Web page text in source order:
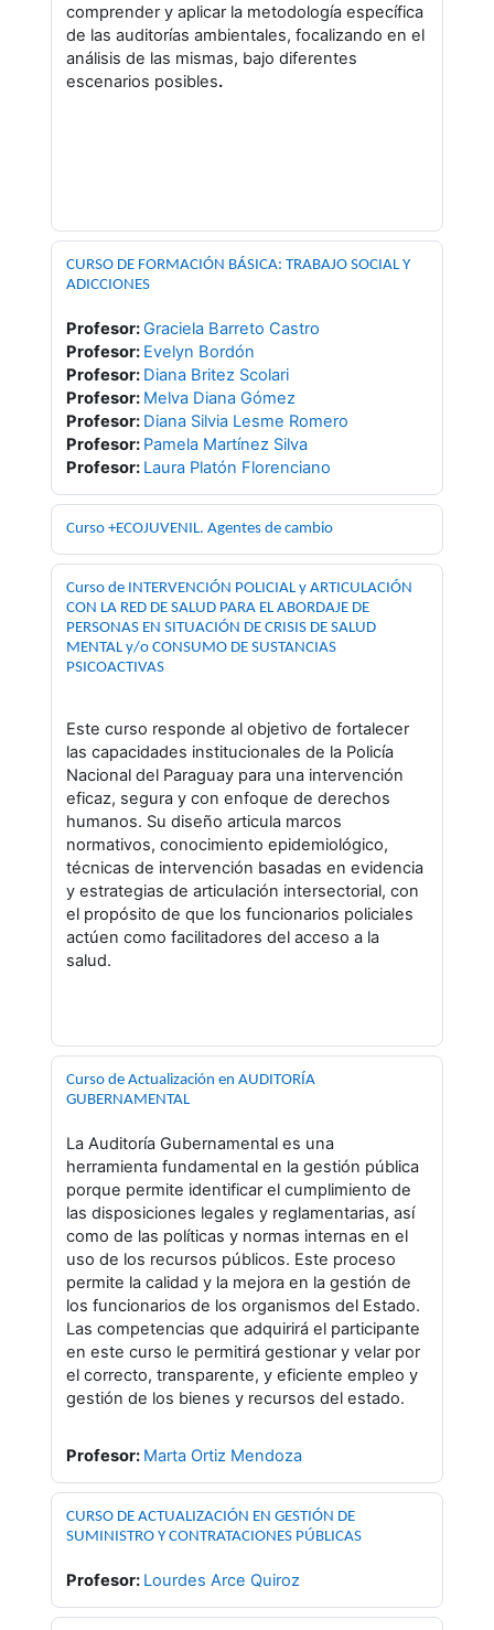
comprender y aplicar la metodología específica
de las auditorías ambientales, focalizando en el
análisis de las mismas, bajo diferentes
escenarios posibles.
CURSO DE FORMACIÓN BÁSICA: TRABAJO SOCIAL Y
ADICCIONES
Profesor:Graciela Barreto Castro
Profesor: Evelyn Bordón
Profesor: Diana Britez Scolari
Profesor: Melva Diana Gómez
Profesor: Diana Silvia Lesme Romero
Profesor: Pamela Martínez Silva
Profesor: Laura Platón Florenciano
Curso +ECOJUVENIL. Agentes de cambio
Curso de INTERVENCIÓN POLICIAL y ARTICULACIÓN
CON LA RED DE SALUD PARA EL ABORDAJE DE
PERSONAS EN SITUACIÓN DE CRISIS DE SALUD
MENTAL y/o CONSUMO DE SUSTANCIAS
PSICOACTIVAS
Este curso responde al objetivo de fortalecer
las capacidades institucionales de la Policía
Nacional del Paraguay para una intervención
eficaz, segura y con enfoque de derechos
humanos. Su diseño articula marcos
normativos, conocimiento epidemiológico,
técnicas de intervención basadas en evidencia
y estrategias de articulación intersectorial, con
el propósito de que los funcionarios policiales
actúen como facilitadores del acceso a la
salud.
Curso de Actualización en AUDITORÍA
GUBERNAMENTAL
La Auditoría Gubernamental es una
herramienta fundamental en la gestión pública
porque permite identificar el cumplimiento de
las disposiciones legales y reglamentarias, así
como de las políticas y normas internas en el
uso de los recursos públicos. Este proceso
permite la calidad y la mejora en la gestión de
los funcionarios de los organismos del Estado.
Las competencias que adquirirá el participante
en este curso le permitirá gestionar y velar por
el correcto, transparente, y eficiente empleo y
gestión de los bienes y recursos del estado.
Profesor: Marta Ortiz Mendoza
CURSO DE ACTUALIZACIÓN EN GESTIÓN DE
SUMINISTRO Y CONTRATACIONES PÚBLICAS
Profesor: Lourdes Arce Quiroz